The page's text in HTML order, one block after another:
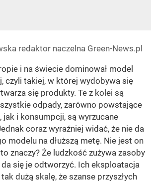
redaktor naczelna Green-News.pl
i na świecie dominował model
czyli takiej, w której wydobywa się
się produkty. Te z kolei są
odpady, zarówno powstające
jak i konsumpcji, są wyrzucane
coraz wyraźniej widać, że nie da
modelu na dłuższą metę. Nie jest on
znaczy? Że ludzkość zużywa zasoby
się je odtworzyć. Ich eksploatacja
dużą skalę, że szanse przyszłych